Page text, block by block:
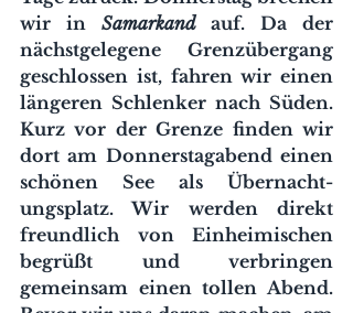
wir in Samarkand auf. Da der
nächstgelegene Grenzübergang
geschlossen ist, fahren wir einen
längeren Schlenker nach Süden.
Kurz vor der Grenze finden wir
dort am Donnerstagabend einen
schönen See als Übernacht-
ungsplatz. Wir werden direkt
freundlich von Einheimischen
begrüßt und verbringen
gemeinsam einen tollen Abend.